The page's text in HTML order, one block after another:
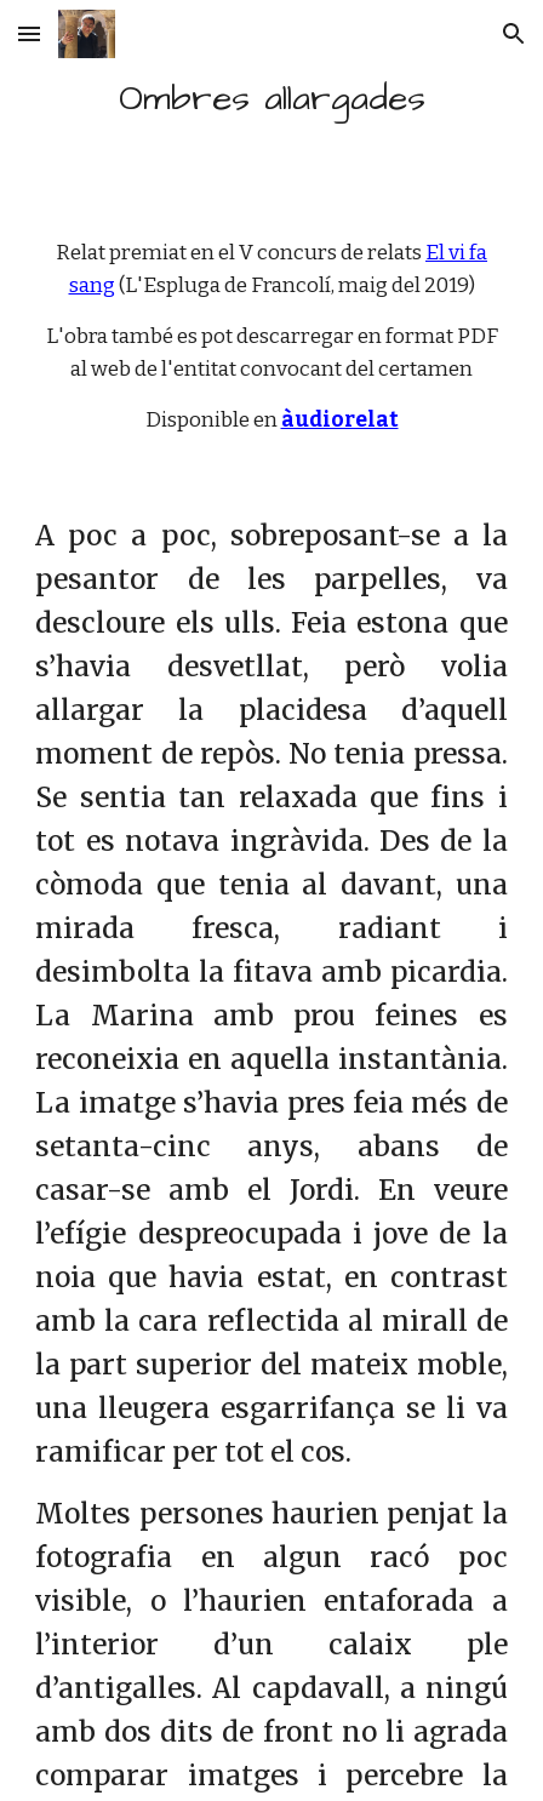
Skip to main content Skip to navigation
Ombres allargades
Relat premiat en el V concurs de relats El vi fa
sang(L'Espluga de Francolí, maig del 2019)
L'obra també es pot descarregar en format PDF
al web de l'entitat convocant del certamen
Disponible enàudiorelat
A poc a poc, sobreposant-se a la
pesantor de les parpelles, va
descloure els ulls. Feia estona que
s’havia desvetllat, però volia
allargar la placidesa d’aquell
moment de repòs. No tenia pressa.
Se sentia tan relaxada que fins i
tot es notava ingràvida. Des de la
còmoda que tenia al davant, una
mirada fresca, radiant i
desimbolta la fitava amb picardia.
La Marina amb prou feines es
reconeixia en aquella instantània.
La imatge s’havia pres feia més de
setanta-cinc anys, abans de
casar-se amb el Jordi. En veure
l’efígie despreocupada i jove de la
noia que havia estat, en contrast
amb la cara reflectida al mirall de
la part superior del mateix moble,
una lleugera esgarrifança se li va
ramificar per tot el cos.
Moltes persones haurien penjat la
fotografia en algun racó poc
visible, o l’haurien entaforada a
l’interior d’un calaix ple
d’antigalles. Al capdavall, a ningú
amb dos dits de front no li agrada
comparar imatges i percebre la